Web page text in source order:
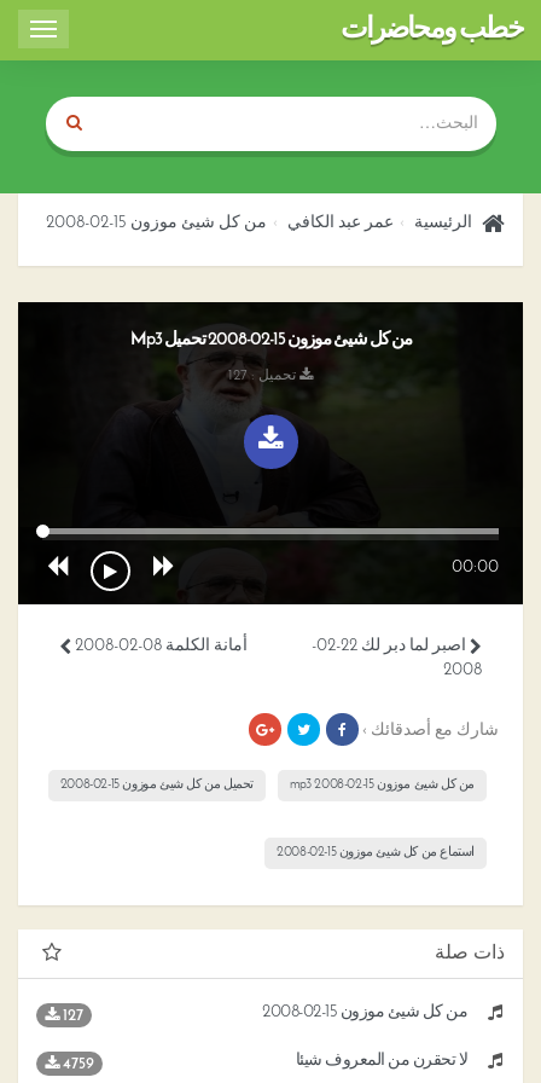
Toggle
خطب ومحاضرات
الرئيسية عمر عبد الكافي من كل شيئ موزون 15-02-2008
من كل شيئ موزون 15-02-2008 تحميل Mp3
تحميل : 127
00:00
أمانة الكلمة 08-02-2008
اصبر لما دبر لك 22-02-
2008
شارك مع أصدقائك ›
من كل شيئ موزون 15-02-2008 mp3 تحميل من كل شيئ موزون 15-02-2008
استماع من كل شيئ موزون 15-02-2008
ذات صلة
من كل شيئ موزون 15-02-2008 127
لا تحقرن من المعروف شيئا 4759